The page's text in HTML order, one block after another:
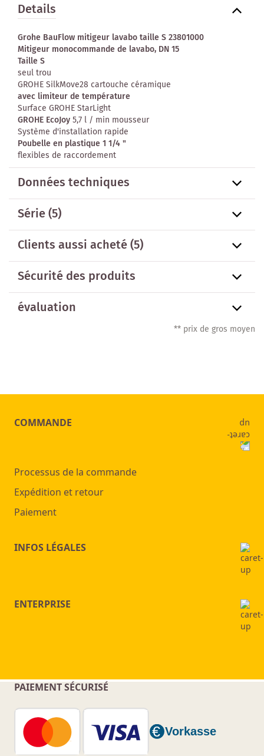
Details
Grohe BauFlow mitigeur lavabo taille S 23801000
Mitigeur monocommande de lavabo, DN 15
Taille S
seul trou
GROHE SilkMove28 cartouche céramique
avec limiteur de température
Surface GROHE StarLight
GROHE EcoJoy5,7 l / min mousseur
Système d'installation rapide
Poubelle en plastique 1 1/4 "
flexibles de raccordement
Données techniques
Série(5)
Clients aussi acheté(5)
Sécurité des produits
évaluation
** prix de gros moyen
COMMANDE
Processus de la commande
Expédition et retour
Paiement
INFOS LÉGALES
ENTERPRISE
PAIEMENT SÉCURISÉ